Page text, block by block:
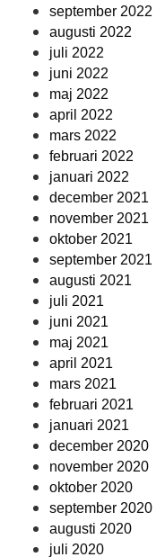
september 2022
augusti 2022
juli 2022
juni 2022
maj 2022
april 2022
mars 2022
februari 2022
januari 2022
december 2021
november 2021
oktober 2021
september 2021
augusti 2021
juli 2021
juni 2021
maj 2021
april 2021
mars 2021
februari 2021
januari 2021
december 2020
november 2020
oktober 2020
september 2020
augusti 2020
juli 2020